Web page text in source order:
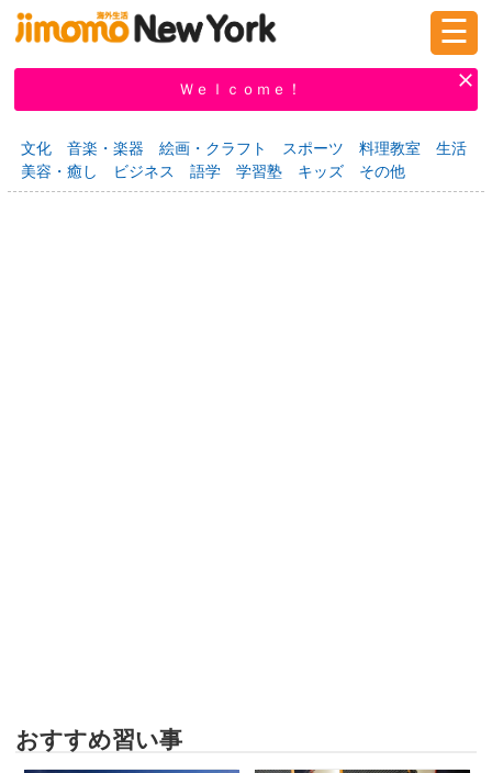
掲示板 タウン情報 教えて！
☰
Ｗｅｌｃｏｍｅ！
文化 音楽・楽器 絵画・クラフト スポーツ 料理教室
生活
美容・癒し
ビジネス 語学 学習塾 キッズ その他
おすすめ習い事